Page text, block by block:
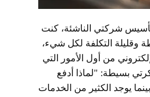
شركتي الناشئة، كنت
وقليلة التكلفة لكل شيء،
من أول الأمور التي
بسيطة: "لماذا أدفع
يوجد الكثير من الخدمات